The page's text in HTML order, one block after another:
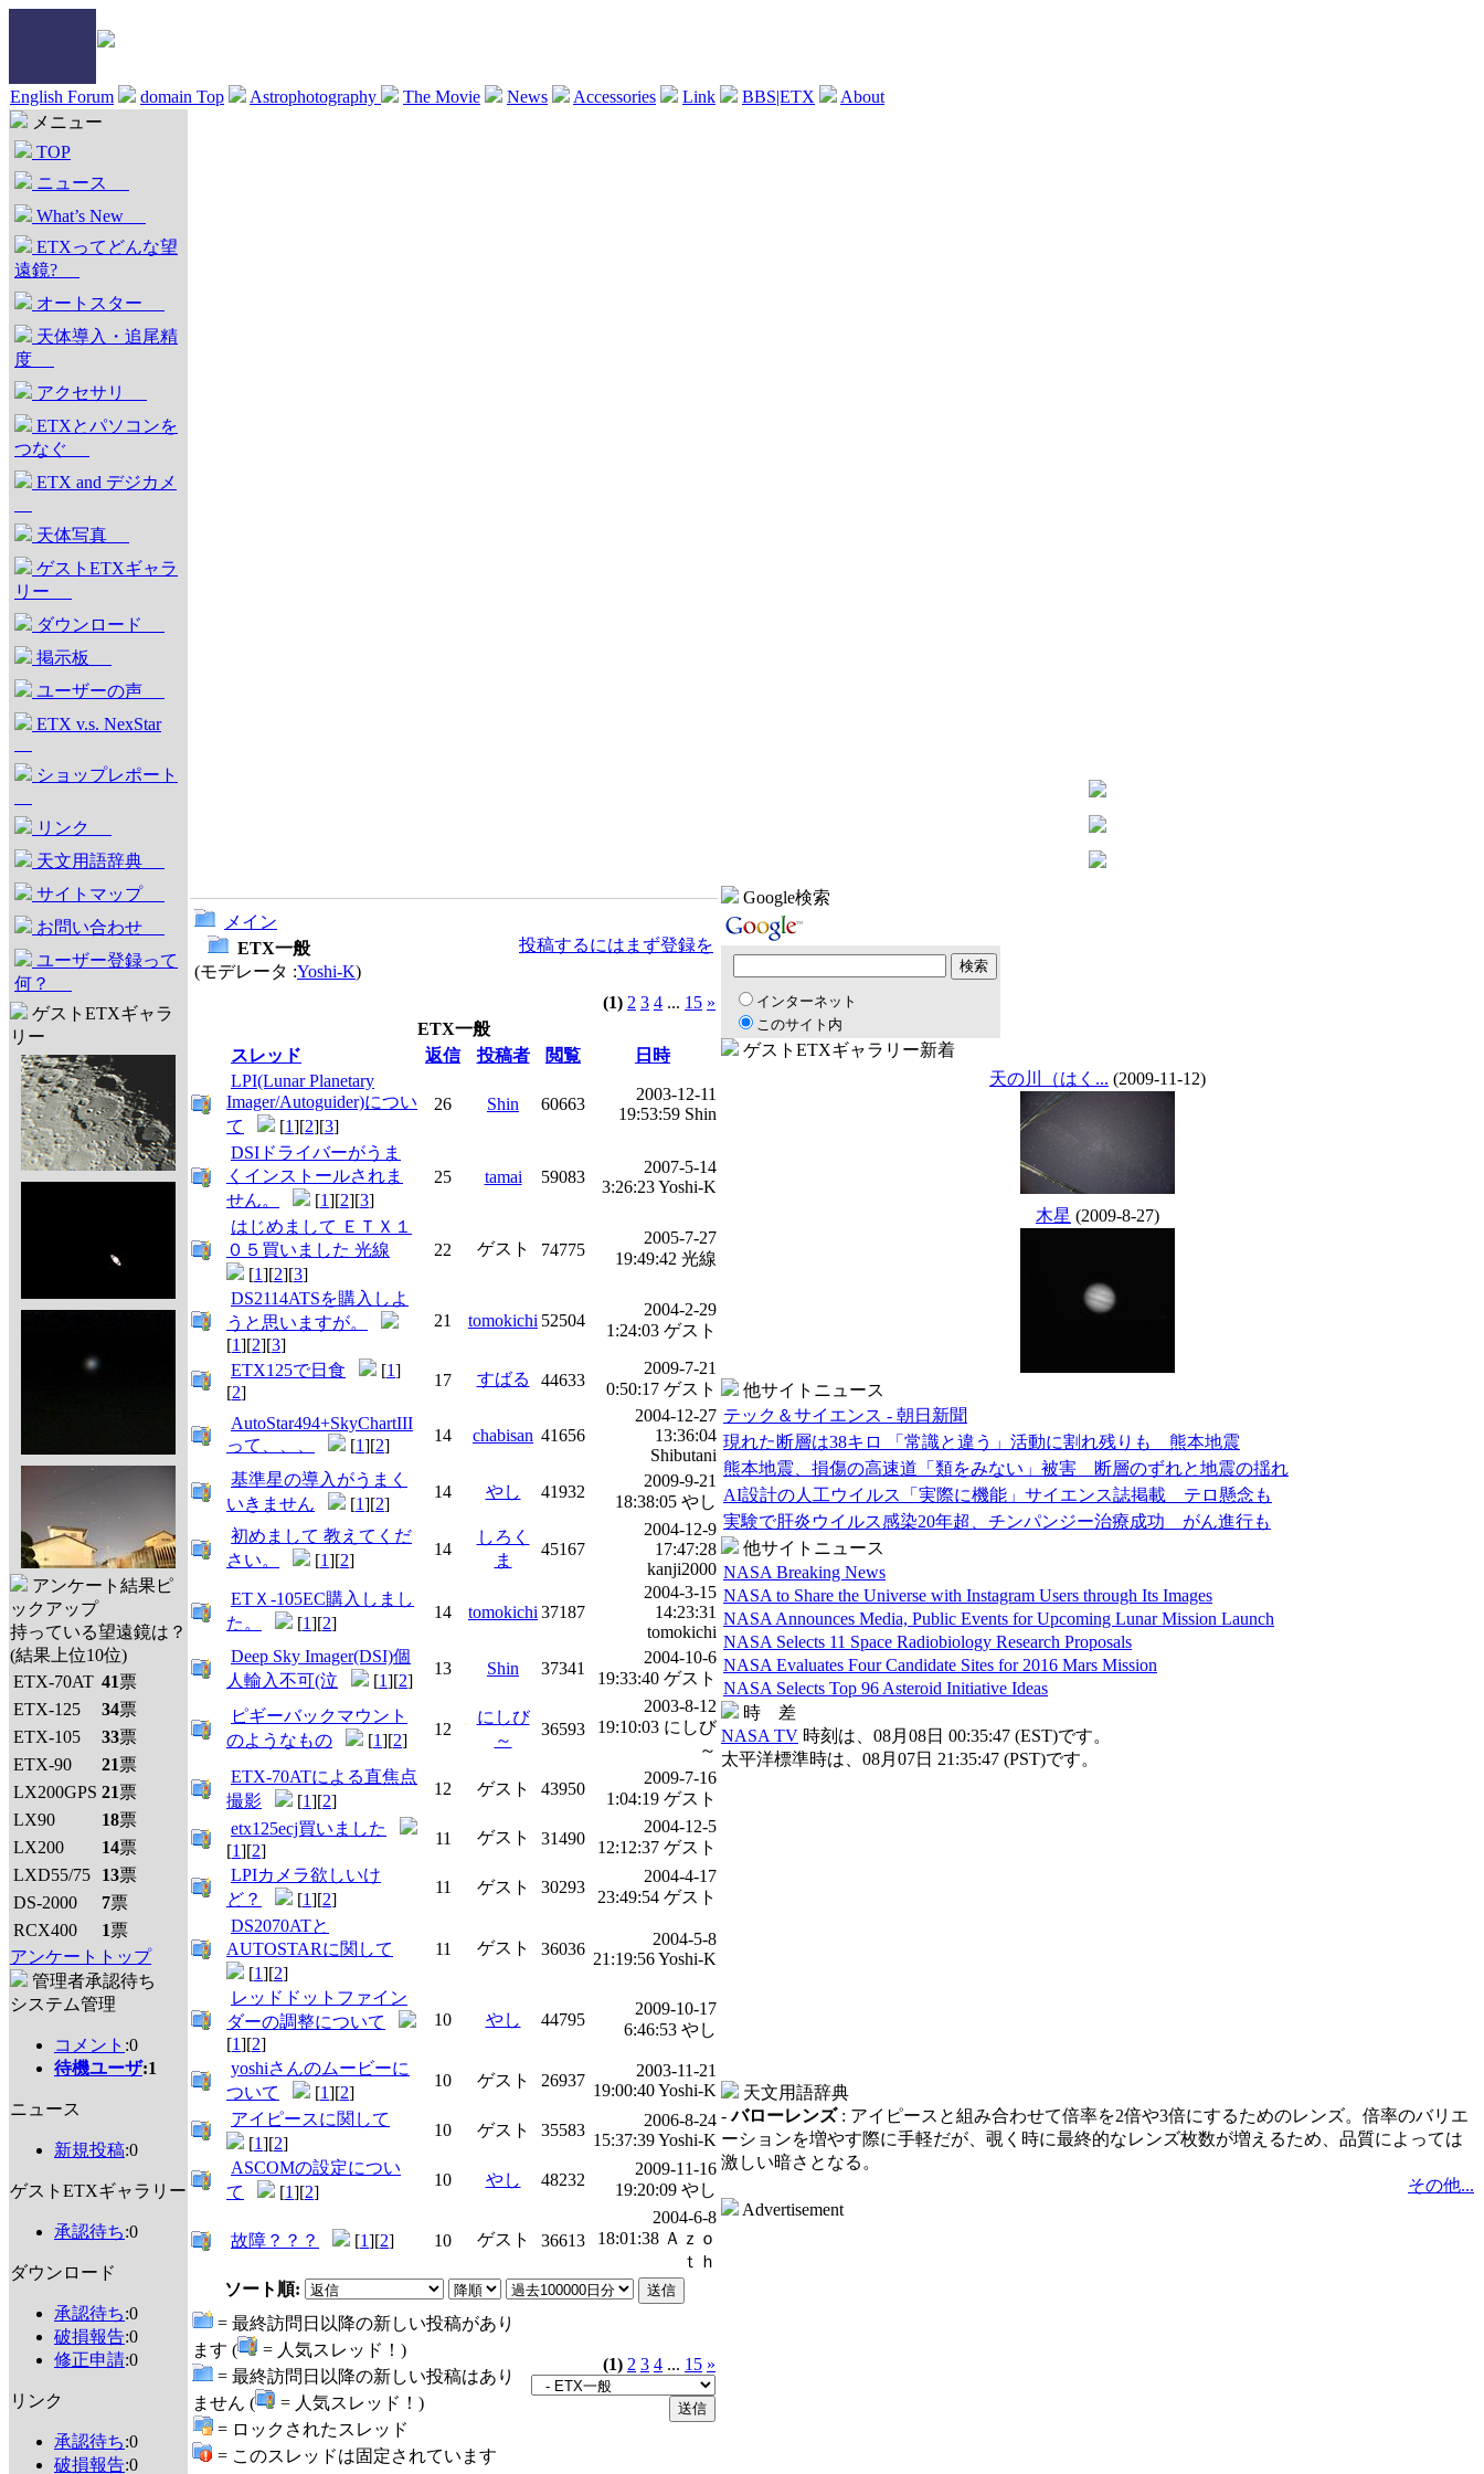
English Forum domain Top Astrophotography The Movie News Accessories Link BBS|ETX
About
メニュー
TOP
ニュース
What’s New
ETXってどんな望
遠鏡?
オートスター
天体導入・追尾精
度
アクセサリ
ETXとパソコンを
つなぐ
ETX and デジカメ
天体写真
ゲストETXギャラ
リー
ダウンロード
掲示板
ユーザーの声
ETX v.s. NexStar
ショップレポート
リンク
天文用語辞典
サイトマップ
お問い合わせ
ユーザー登録って
何？
ゲストETXギャラ
リー
アンケート結果ピ
ックアップ
持っている望遠鏡は？
(結果上位10位)
ETX-70AT 41票
ETX-125
34票
ETX-105
33票
ETX-90
21票
LX200GPS 21票
LX90
18票
LX200
14票
LXD55/75
13票
DS-2000
7票
RCX400
1票
アンケートトップ
管理者承認待ち
システム管理
コメント :0
待機ユーザ:1
ニュース
新規投稿:0
ゲストETXギャラリー
承認待ち:0
ダウンロード
承認待ち:0
破損報告:0
修正申請:0
リンク
承認待ち:0
破損報告:0
メイン
ETX一般
(モデレータ :Yoshi-K)
投稿するにはまず登録を
(1) 2 3 4 ... 15 »
ETX一般
スレッド
返信 投稿者 閲覧
日時
LPI(Lunar Planetary
Imager/Autoguider)につい
て
[1][2][3]
26 Shin 60663
2003-12-11
19:53:59 Shin
DSIドライバーがうま
くインストールされま
せん。
[1][2][3]
25 tamai 59083
2007-5-14
3:26:23 Yoshi-K
はじめまして ＥＴＸ１
０５買いました 光線
[1][2][3]
22 ゲスト 74775
2005-7-27
19:49:42 光線
DS2114ATSを購入しよ
うと思いますが。
[1][2][3]
21 tomokichi 52504
2004-2-29
1:24:03 ゲスト
ETX125で日食 [1]
[2]
17 すばる 44633
2009-7-21
0:50:17 ゲスト
AutoStar494+SkyChartIII
って、、、
[1][2]
14 chabisan 41656
2004-12-27
13:36:04
Shibutani
基準星の導入がうまく
いきません
[1][2]
14 やし 41932
2009-9-21
18:38:05 やし
初めまして 教えてくだ
さい。
[1][2]
14
しろく
ま
45167
2004-12-9
17:47:28
kanji2000
ETＸ-105EC購入しまし
た。
[1][2]
14 tomokichi 37187
2004-3-15
14:23:31
tomokichi
Deep Sky Imager(DSI)個
人輸入不可(泣
[1][2]
13 Shin 37341
2004-10-6
19:33:40 ゲスト
ピギーバックマウント
のようなもの
[1][2]
12
にしび
～
36593
2003-8-12
19:10:03 にしび
～
ETX-70ATによる直焦点
撮影
[1][2]
12 ゲスト 43950
2009-7-16
1:04:19 ゲスト
etx125ecj買いました
[1][2]
11 ゲスト 31490
2004-12-5
12:12:37 ゲスト
LPIカメラ欲しいけ
ど？
[1][2]
11 ゲスト 30293
2004-4-17
23:49:54 ゲスト
DS2070ATと
AUTOSTARに関して
[1][2]
11 ゲスト 36036
2004-5-8
21:19:56 Yoshi-K
レッドドットファイン
ダーの調整について
[1][2]
10 やし 44795
2009-10-17
6:46:53 やし
yoshiさんのムービーに
ついて
[1][2]
10 ゲスト 26937
2003-11-21
19:00:40 Yoshi-K
アイピースに関して
[1][2]
10 ゲスト 35583
2006-8-24
15:37:39 Yoshi-K
ASCOMの設定につい
て
[1][2]
10 やし 48232
2009-11-16
19:20:09 やし
故障？？？ [1][2] 10 ゲスト 36613
2004-6-8
18:01:38 Ａｚｏ
ｔｈ
ソート順:
= 最終訪問日以降の新しい投稿があり
ます (
= 人気スレッド！)
= 最終訪問日以降の新しい投稿はあり
ません (
= 人気スレッド！)
= ロックされたスレッド
= このスレッドは固定されています
(1) 2 3 4 ... 15 »
Google検索
インターネット
このサイト内
ゲストETXギャラリー新着
天の川（はく... (2009-11-12)
木星 (2009-8-27)
他サイトニュース
テック＆サイエンス - 朝日新聞
現れた断層は38キロ 「常識と違う」活動に割れ残りも 熊本地震
熊本地震、損傷の高速道「類をみない」被害 断層のずれと地震の揺れ
AI設計の人工ウイルス「実際に機能」サイエンス誌掲載 テロ懸念も
実験で肝炎ウイルス感染20年超、チンパンジー治療成功 がん進行も
他サイトニュース
NASA Breaking News
NASA to Share the Universe with Instagram Users through Its Images
NASA Announces Media, Public Events for Upcoming Lunar Mission Launch
NASA Selects 11 Space Radiobiology Research Proposals
NASA Evaluates Four Candidate Sites for 2016 Mars Mission
NASA Selects Top 96 Asteroid Initiative Ideas
時 差
NASA TV 時刻は、08月08日 00:35:47 (EST)です。
太平洋標準時は、08月07日 21:35:47 (PST)です。
天文用語辞典
-バローレンズ: アイピースと組み合わせて倍率を2倍や3倍にするためのレンズ。倍率のバリエ
ーションを増やす際に手軽だが、覗く時に最終的なレンズ枚数が増えるため、品質によっては
激しい暗さとなる。
その他...
Advertisement